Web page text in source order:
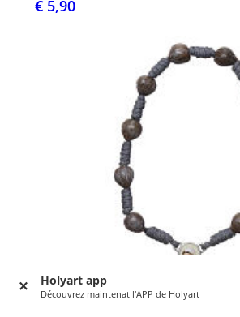
Holyart app
Découvrez maintenat l'APP de Holyart
€ 5,90